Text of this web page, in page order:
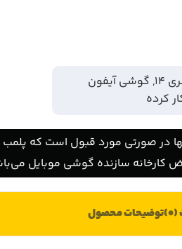
14
, گوشی آیفون
کرده
در صورتی مورد قبول است که پلمب
کارخانه سازنده گوشی موبایل
توضیحات محصول